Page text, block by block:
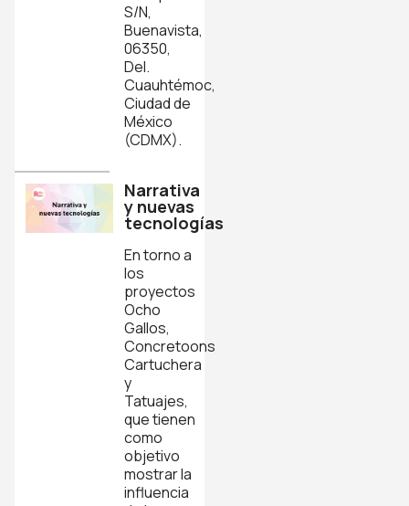
S/N,
Buenavista,
06350,
Del.
Cuauhtémoc,
Ciudad de
México
(CDMX).
Narrativa
y nuevas
tecnologías
En torno a
los
proyectos
Ocho
Gallos,
Concretoons
Cartuchera
y
Tatuajes,
que tienen
como
objetivo
mostrar la
influencia